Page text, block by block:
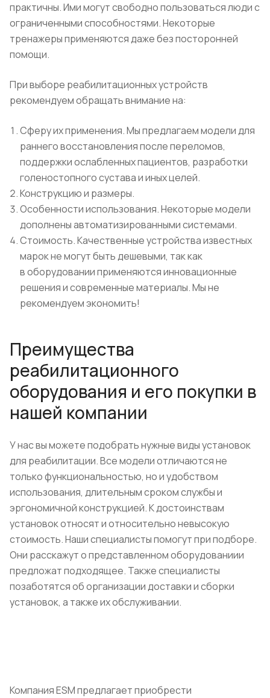
практичны. Ими могут свободно пользоваться люди с
ограниченными способностями. Некоторые
тренажеры применяются даже без посторонней
помощи.
При выборе реабилитационных устройств
рекомендуем обращать внимание на:
Сферу их применения. Мы предлагаем модели для
раннего восстановления после переломов,
поддержки ослабленных пациентов, разработки
голеностопного сустава и иных целей.
Конструкцию и размеры.
Особенности использования. Некоторые модели
дополнены автоматизированными системами.
Стоимость. Качественные устройства известных
марок не могут быть дешевыми, так как
в оборудовании применяются инновационные
решения и современные материалы. Мы не
рекомендуем экономить!
Преимущества
реабилитационного
оборудования и его покупки в
нашей компании
У нас вы можете подобрать нужные виды установок
для реабилитации. Все модели отличаются не
только функциональностью, но и удобством
использования, длительным сроком службы и
эргономичной конструкцией. К достоинствам
установок относят и относительно невысокую
стоимость. Наши специалисты помогут при подборе.
Они расскажут о представленном оборудованиии
предложат подходящее. Также специалисты
позаботятся об организации доставки и сборки
установок, а также их обслуживании.
Компания ESM предлагает приобрести